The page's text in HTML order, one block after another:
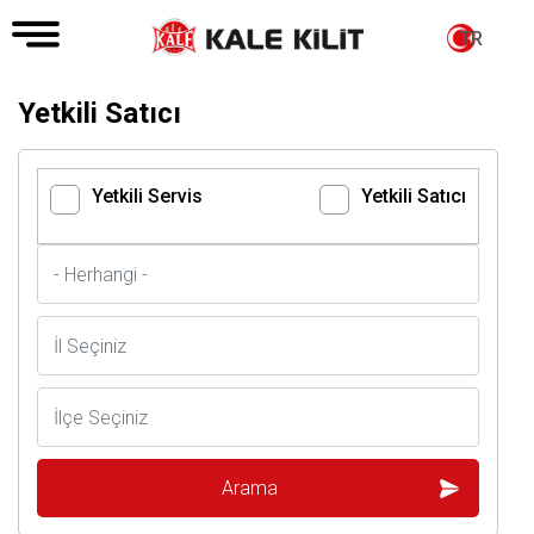
TR
Yetkili Satıcı
Yetkili Servis Yetkili Satıcı